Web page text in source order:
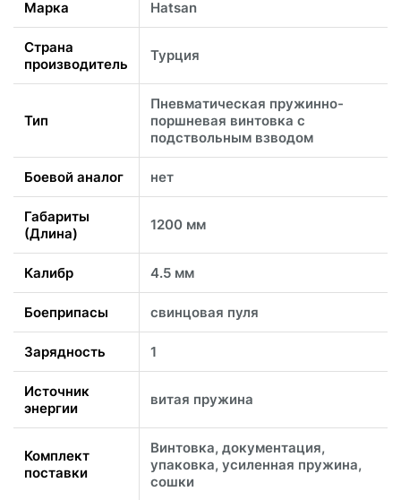
Марка Hatsan
Страна
производитель
Турция
Тип
Пневматическая пружинно-
поршневая винтовка с
подствольным взводом
Боевой аналог нет
Габариты
(Длина)
1200 мм
Калибр 4.5 мм
Боеприпасы свинцовая пуля
Зарядность 1
Источник
энергии
витая пружина
Комплект
поставки
Винтовка, документация,
упаковка, усиленная пружина,
сошки